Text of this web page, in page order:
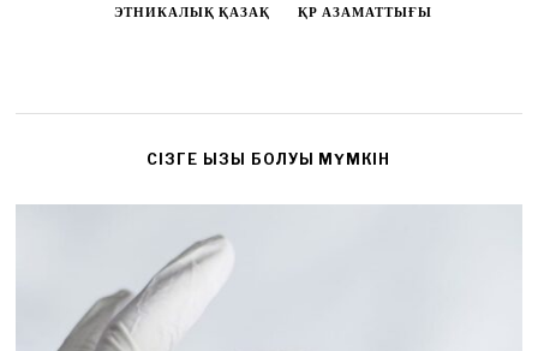
ЭТНИКАЛЫҚ ҚАЗАҚ
ҚР АЗАМАТТЫҒЫ
CІЗГЕ ҚЫЗЫҚ БОЛУЫ МҮМКІН